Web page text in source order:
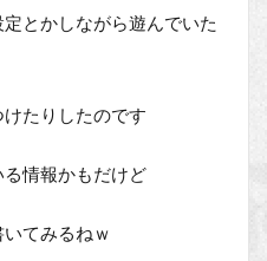
とかしながら遊んでいた
たりしたのです
情報かもだけど
てみるねｗ